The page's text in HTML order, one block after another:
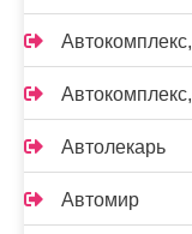
Автолекарь
Автомир